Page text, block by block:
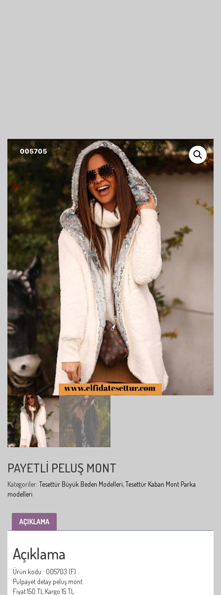
PAYETLI PELUŞ MONT
Kategoriler: Tesettür Büyük Beden Modelleri,Tesettür Kaban Mont Parka
modelleri
AÇIKLAMA
Açıklama
Ürün kodu : 005703 (F)
Pulpayet detay peluş mont
Fiyat 150 TL Kargo 15 TL